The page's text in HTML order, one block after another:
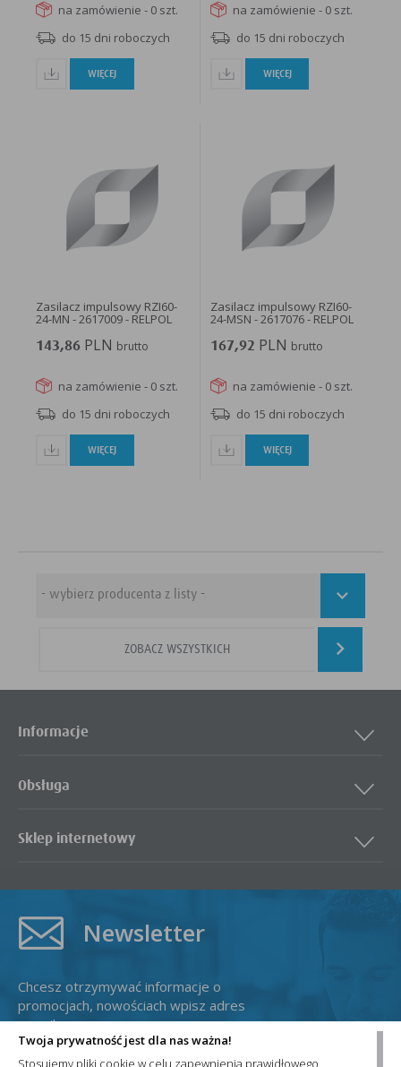
Twoja prywatność jest dla nas ważna!
Stosujemy pliki cookie w celu zapewnienia prawidłowego
na zamówienie - 0 szt.
do 15 dni roboczych
WIĘCEJ
na zamówienie - 0 szt.
do 15 dni roboczych
WIĘCEJ
Zasilacz impulsowy RZI60-
24-MN - 2617009 - RELPOL
143,86PLN brutto
na zamówienie - 0 szt.
do 15 dni roboczych
WIĘCEJ
Zasilacz impulsowy RZI60-
24-MSN - 2617076 - RELPOL
167,92 PLN brutto
na zamówienie - 0 szt.
do 15 dni roboczych
WIĘCEJ
ZOBACZ WSZYSTKICH
Informacje
Obsługa
Sklep internetowy
Newsletter
Chcesz otrzymywać informacje o
promocjach, nowościach wpisz adres
e-mail: